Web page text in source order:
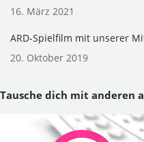
16. März 2021
ARD-Spielfilm mit unserer
20. Oktober 2019
Tausche dich mit anderen